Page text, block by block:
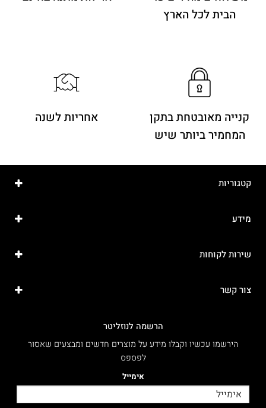
הבית לכל הארץ
קנייה מאובטחת בתקן
המחמיר ביותר שיש
אחריות לשנה
קטגוריות
מידע
שירות לקוחות
צור קשר
הרשמה לנוזליטר
הירשמו עכשיו וקבלו מידע על מוצרים חדשים ומבצעים שאסור
לפספס
אימייל